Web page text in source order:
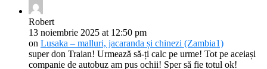
Robert
13 noiembrie 2025 at 12:50 pm
on Lusaka – malluri, jacaranda și chinezi (Zambia1)
super don Traian! Urmează să-ți calc pe urme! Tot pe aceiași
companie de autobuz am pus ochii! Sper să fie totul ok!